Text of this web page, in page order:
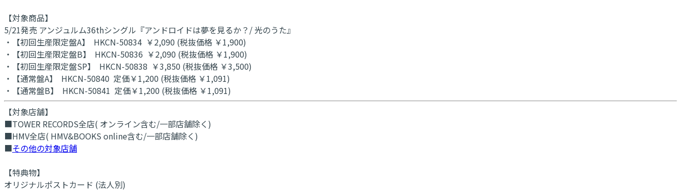
【対象商品】
5/21発売 アンジュルム36thシングル『アンドロイドは夢を見るか？/ 光のうた』
・【初回生産限定盤A】 HKCN-50834 ￥2,090 (税抜価格 ￥1,900)
・【初回生産限定盤B】 HKCN-50836 ￥2,090 (税抜価格 ￥1,900)
・【初回生産限定盤SP】 HKCN-50838 ￥3,850 (税抜価格 ￥3,500)
・【通常盤A】 HKCN-50840 定価￥1,200 (税抜価格 ￥1,091)
・【通常盤B】 HKCN-50841 定価￥1,200 (税抜価格 ￥1,091)
【対象店舗】
■TOWER RECORDS全店( オンライン含む/一部店舗除く)
■HMV全店( HMV&BOOKS online含む/一部店舗除く)
■その他の対象店舗
【特典物】
オリジナルポストカード (法人別)